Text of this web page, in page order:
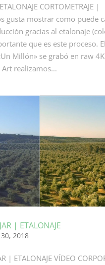
CORTOMETRAJE |
gusta mostrar como puede
gracias al etalonaje
que es este proceso. El
Millón» se grabó en raw
realizamos...
| ETALONAJE
30, 2018
| ETALONAJE VÍDEO